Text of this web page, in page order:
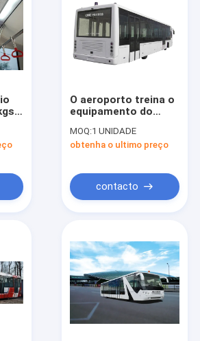
O aeroporto treina o
equipamento do
com
condicionamento de
MOQ:1 UNIDADE
obtenha o ultimo preço
contacto